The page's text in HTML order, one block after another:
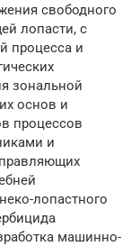
свободного
лопасти, с
процесса и
зональной
основ и
процессов
и
лопастного
машинно-